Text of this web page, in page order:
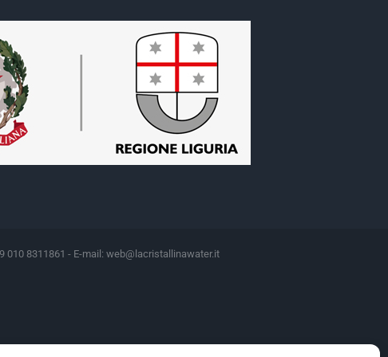
010 8311861 - E-mail: web@lacristallinawater.it